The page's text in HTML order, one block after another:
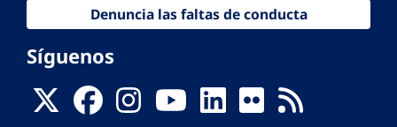
Denuncia las faltas de conducta
Síguenos